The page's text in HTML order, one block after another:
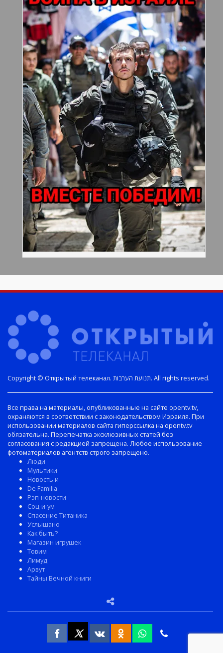
Copyright © Открытый телеканал. תנועת הערבות. All rights reserved.
Все права на материалы, опубликованные на сайте opentv.tv,
охраняются в соответствии с законодательством Израиля. При
использовании материалов сайта гиперссылка на opentv.tv
обязательна. Перепечатка эксклюзивных статей без
согласования с редакцией запрещена. Любое использование
фотоматериалов агентств строго запрещено.
Люди
Мультики
Новость и
De Familia
Рэп-новости
Соц-и-ум
Спасение Титаника
Услышано
Как быть?
Магазин игрушек
Товим
Лимуд
Арвут
Тайны Вечной книги